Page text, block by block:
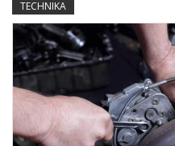
TECHNIKA